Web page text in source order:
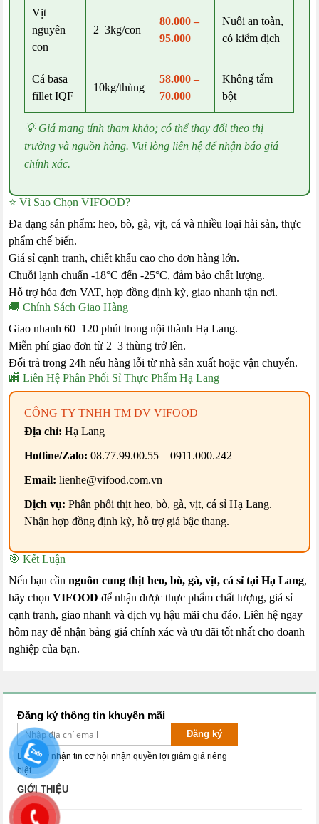
Vịt
nguyên
con
2–3kg/con
80.000 –
95.000
Nuôi an toàn,
có kiểm dịch
Cá basa
fillet IQF
10kg/thùng
58.000 –
70.000
Không tẩm
bột
💡 Giá mang tính tham khảo; có thể thay đổi theo thị
trường và nguồn hàng. Vui lòng liên hệ để nhận báo giá
chính xác.
⭐ Vì Sao Chọn VIFOOD?
Đa dạng sản phẩm: heo, bò, gà, vịt, cá và nhiều loại hải sản, thực
phẩm chế biến.
Giá sỉ cạnh tranh, chiết khấu cao cho đơn hàng lớn.
Chuỗi lạnh chuẩn -18°C đến -25°C, đảm bảo chất lượng.
Hỗ trợ hóa đơn VAT, hợp đồng định kỳ, giao nhanh tận nơi.
🚚 Chính Sách Giao Hàng
Giao nhanh 60–120 phút trong nội thành Hạ Lang.
Miễn phí giao đơn từ 2–3 thùng trở lên.
Đổi trả trong 24h nếu hàng lỗi từ nhà sản xuất hoặc vận chuyển.
🏬 Liên Hệ Phân Phối Sỉ Thực Phẩm Hạ Lang
CÔNG TY TNHH TM DV VIFOOD
Địa chỉ: Hạ Lang
Hotline/Zalo: 08.77.99.00.55 – 0911.000.242
Email: lienhe@vifood.com.vn
Dịch vụ: Phân phối thịt heo, bò, gà, vịt, cá sỉ Hạ Lang.
Nhận hợp đồng định kỳ, hỗ trợ giá bậc thang.
🎯 Kết Luận
Nếu bạn cầnnguồn cung thịt heo, bò, gà, vịt, cá sỉ tại Hạ Lang,
hãy chọnVIFOOD để nhận được thực phẩm chất lượng, giá sỉ
cạnh tranh, giao nhanh và dịch vụ hậu mãi chu đáo. Liên hệ ngay
hôm nay để nhận bảng giá chính xác và ưu đãi tốt nhất cho doanh
nghiệp của bạn.
Đăng ký thông tin khuyến mãi
Đăng ký
Đăng ký nhận tin cơ hội nhận quyền lợi giảm giá riêng
biệt.
GIỚI THIỆU